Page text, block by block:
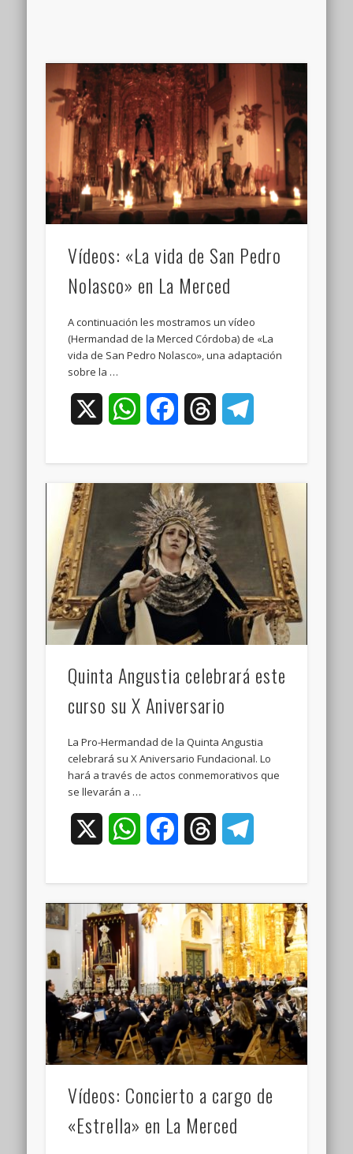
Vídeos: «La vida de San Pedro
Nolasco» en La Merced
A continuación les mostramos un vídeo
(Hermandad de la Merced Córdoba) de «La
vida de San Pedro Nolasco», una adaptación
sobre la …
WhatsAppFacebookThreads
Quinta Angustia celebrará este
curso su X Aniversario
La Pro-Hermandad de la Quinta Angustia
celebrará su X Aniversario Fundacional. Lo
hará a través de actos conmemorativos que
se llevarán a …
WhatsAppFacebookThreads
Vídeos: Concierto a cargo de
«Estrella» en La Merced